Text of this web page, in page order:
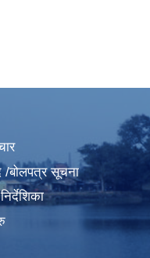
/बोलपत्र सूचना